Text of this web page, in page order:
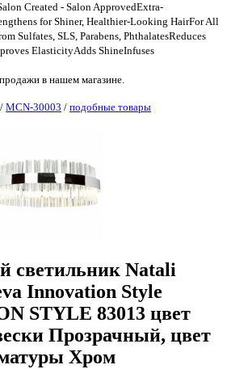
Created - Salon ApprovedExtra-
for Shiner, Healthier-Looking HairFor All
Sulfates, SLS, Parabens, PhthalatesReduces
ElasticityAdds ShineInfuses
в нашем магазине.
/ MCN-30003 / подобные товары
светильник Natali
Innovation Style
STYLE 83013 цвет
Прозрачный, цвет
Хром